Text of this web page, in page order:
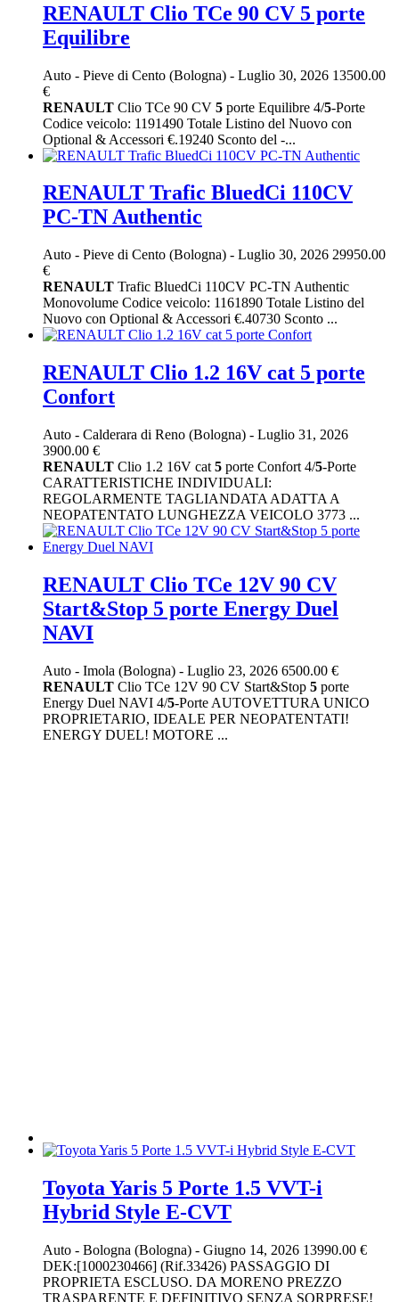
RENAULT Clio TCe 90 CV 5 porte
Equilibre
Auto - Pieve di Cento (Bologna) - Luglio 30, 2026 13500.00
€
RENAULT Clio TCe 90 CV 5 porte Equilibre 4/5-Porte
Codice veicolo: 1191490 Totale Listino del Nuovo con
Optional & Accessori €.19240 Sconto del -...
RENAULT Trafic BluedCi 110CV
PC-TN Authentic
Auto - Pieve di Cento (Bologna) - Luglio 30, 2026 29950.00
€
RENAULT Trafic BluedCi 110CV PC-TN Authentic
Monovolume Codice veicolo: 1161890 Totale Listino del
Nuovo con Optional & Accessori €.40730 Sconto ...
RENAULT Clio 1.2 16V cat 5 porte
Confort
Auto - Calderara di Reno (Bologna) - Luglio 31, 2026
3900.00 €
RENAULT Clio 1.2 16V cat 5 porte Confort 4/5-Porte
CARATTERISTICHE INDIVIDUALI:
REGOLARMENTE TAGLIANDATA ADATTA A
NEOPATENTATO LUNGHEZZA VEICOLO 3773 ...
RENAULT Clio TCe 12V 90 CV
Start&Stop 5 porte Energy Duel
NAVI
Auto - Imola (Bologna) - Luglio 23, 2026 6500.00 €
RENAULT Clio TCe 12V 90 CV Start&Stop 5 porte
Energy Duel NAVI 4/5-Porte AUTOVETTURA UNICO
PROPRIETARIO, IDEALE PER NEOPATENTATI!
ENERGY DUEL! MOTORE ...
Toyota Yaris 5 Porte 1.5 VVT-i
Hybrid Style E-CVT
Auto - Bologna (Bologna) - Giugno 14, 2026 13990.00 €
DEK:[1000230466] (Rif.33426) PASSAGGIO DI
PROPRIETA ESCLUSO. DA MORENO PREZZO
TRASPARENTE E DEFINITIVO SENZA SORPRESE!